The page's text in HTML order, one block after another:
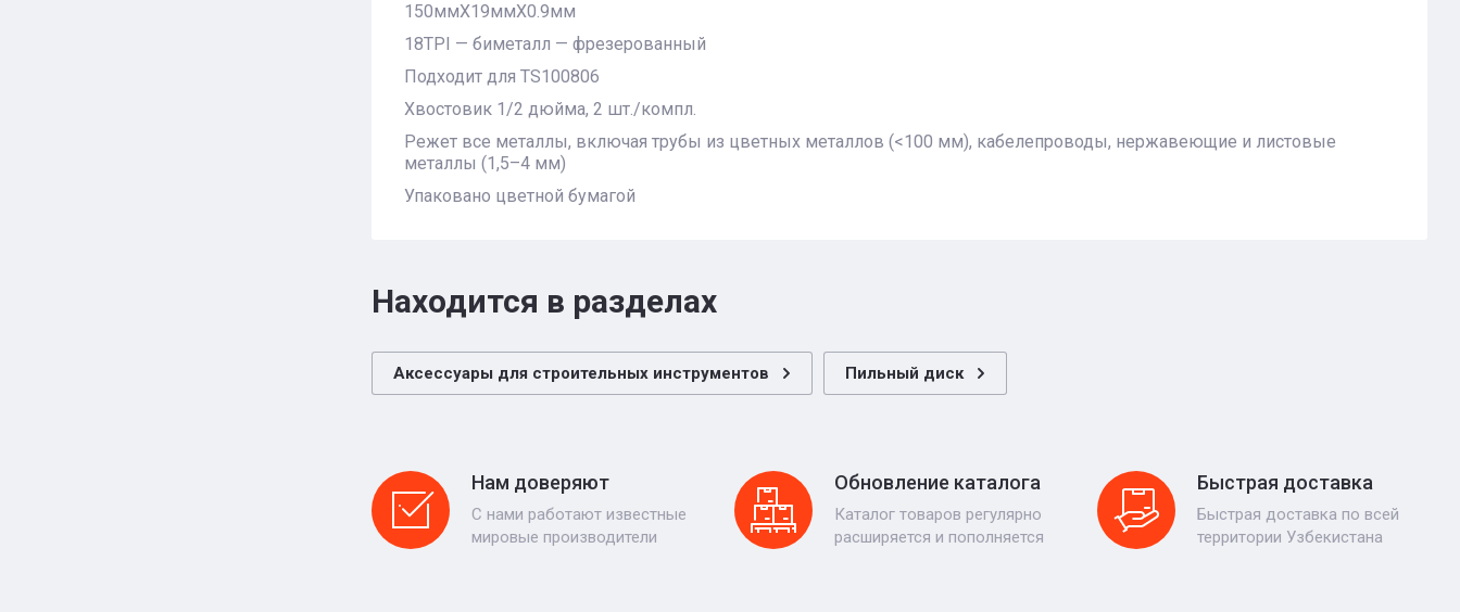
150ммX19ммX0.9мм
18TPI — биметалл — фрезерованный
Подходит для TS100806
Хвостовик 1/2 дюйма, 2 шт./компл.
Режет все металлы, включая трубы из цветных металлов (<100 мм), кабелепроводы, нержавеющие и листовые
металлы (1,5–4 мм)
Упаковано цветной бумагой
Находится в разделах
Аксессуары для строительных инструментов Пильный диск
Нам доверяют
С нами работают известные
мировые производители
Обновление каталога
Каталог товаров регулярно
расширяется и пополняется
Быстрая доставка
Быстрая доставка по всей
территории Узбекистана